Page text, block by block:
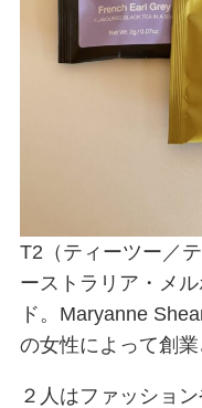
T2（ティーツー／
ーストラリア・メ
ド。Maryanne
の女性によって創業
２人はファッショ